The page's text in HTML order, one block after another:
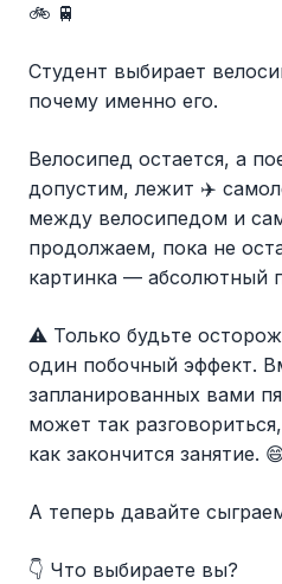
🚲 🚆
Студент выбирает
почему именно его.
Велосипед остается, а
допустим, лежит ✈️
между велосипедом и
продолжаем, пока не
картинка — абсолютный
⚠️ Только будьте
один побочный эффект.
запланированных вами
может так
как закончится занятие.
А теперь давайте
👇 Что выбираете вы?